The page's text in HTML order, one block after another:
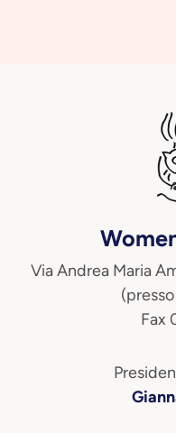
Via Andrea Maria
Fax